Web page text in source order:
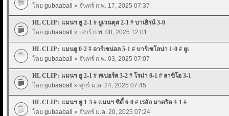
โดย gubaaball » จันทร์ ก.พ. 17, 2025 07:37
HL CLIP : แมนฯ ยู 2-1 # ยูเวนตุส 2-1 # บาเยิรน์ 3-0
โดย gubaaball » เสาร์ ก.พ. 08, 2025 12:01
HL CLIP : แมนยู 0-2 # อาร์เซน่อล 5-1 # บาร์เซโลน่า 1-0 # ยูเ
โดย gubaaball » จันทร์ ก.พ. 03, 2025 07:07
HL CLIP : แมนฯ ยู 2-1 # สเปอร์ส 3-2 # โรม่า 0-1 # ลาซิโอ 3-1
โดย gubaaball » ศุกร์ ม.ค. 24, 2025 07:45
HL CLIP : แมนฯ ยู 1-3 # แมนฯ ซิตี้ 6-0 # เรอัล มาดริด 4-1 #
โดย gubaaball » จันทร์ ม.ค. 20, 2025 07:24